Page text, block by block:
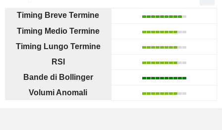
Timing Breve Termine
Timing Medio Termine
Timing Lungo Termine
RSI
Bande di Bollinger
Volumi Anomali